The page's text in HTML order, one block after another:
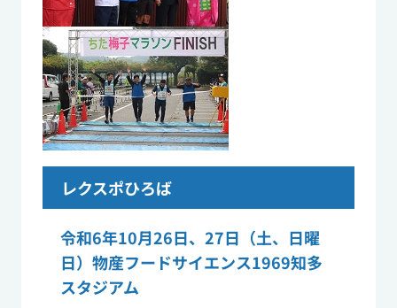
レクスポひろば
令和6年10月26日、27日（土、日曜
日）物産フードサイエンス1969知多
スタジアム